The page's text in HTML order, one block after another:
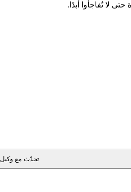
لا تُفاجأوا أبدًا.
تحدّث مع وكيل